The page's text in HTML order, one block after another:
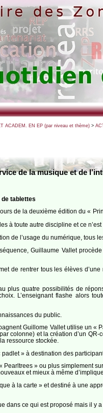
ACADEM. EN EP (par niveau et thème)>
de la musique et de
de tablettes
de la deuxième édition du «
à toute autre discipline et ce
de l’usage du numérique, tous
Guillaume Vallet
de rentrer tous les élèves
plus quatre possibilités de
L’enseignant flashe alors
du public.
Guillome Vallet utilise un
colonne) et la création d’un
ressource stockée.
» à destination des
» ou plus simplement
et mieux à même
à la carte » et destiné à une
dans ce qui est proposé mais il y